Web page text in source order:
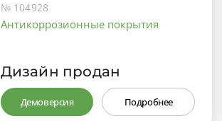
№ 104928
Антикоррозионные покрытия
Дизайн продан
Демоверсия Подробнее